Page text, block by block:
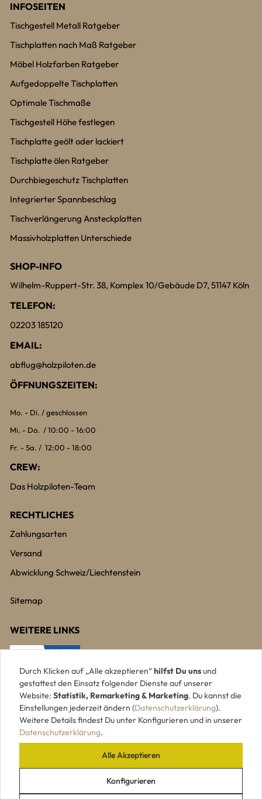
INFOSEITEN
Tischgestell Metall Ratgeber
Tischplatten nach Maß Ratgeber
Möbel Holzfarben Ratgeber
Aufgedoppelte Tischplatten
Optimale Tischmaße
Tischgestell Höhe festlegen
Tischplatte geölt oder lackiert
Tischplatte ölen Ratgeber
Durchbiegeschutz Tischplatten
Integrierter Spannbeschlag
Tischverlängerung Ansteckplatten
Massivholzplatten Unterschiede
SHOP-INFO
Wilhelm-Ruppert-Str. 38, Komplex 10/Gebäude D7, 51147 Köln
TELEFON:
02203 185120
EMAIL:
abflug@holzpiloten.de
ÖFFNUNGSZEITEN:
Mo. - Di. / geschlossen
Mi. - Do. / 10:00 - 16:00
Fr. - Sa. / 12:00 - 18:00
CREW:
Das Holzpiloten-Team
RECHTLICHES
Zahlungsarten
Versand
Abwicklung Schweiz/Liechtenstein
Sitemap
WEITERE LINKS
UNSERE ZAHLUNGSARTEN
Durch Klicken auf „Alle akzeptieren“ hilfst Du unsund
gestattest den Einsatz folgender Dienste auf unserer
Website: Statistik, Remarketing & Marketing. Du kannst die
Einstellungen jederzeit ändern (Datenschutzerklärung).
Weitere Details findest Du unter Konfigurieren und in unserer
Datenschutzerklärung.
Konfigurieren
Alle Akzeptieren